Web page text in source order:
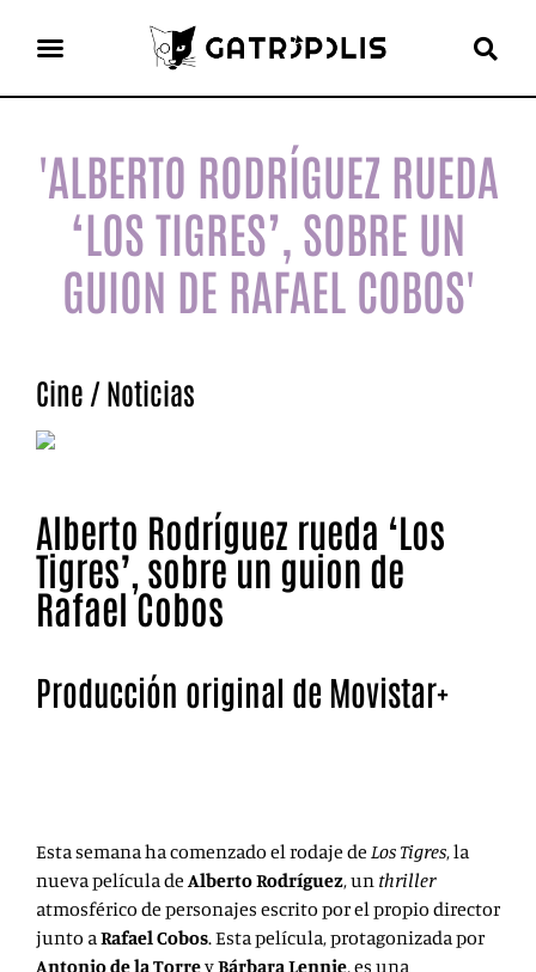
'ALBERTO RODRÍGUEZ RUEDA
‘LOS TIGRES’, SOBRE UN
GUION DE RAFAEL COBOS'
Cine /Noticias
Alberto Rodríguez rueda ‘Los
Tigres’, sobre un guion de
Rafael Cobos
Producción original de Movistar+
Esta semana ha comenzado el rodaje de Los Tigres, la
nueva película deAlberto Rodríguez,un thriller
atmosférico de personajes escrito por el propio director
junto aRafael Cobos. Esta película, protagonizada por
Antonio de la TorreyBárbara Lennie, es una